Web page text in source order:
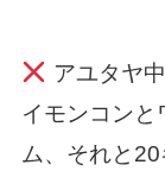
アユタヤ
イモンコン
ム、それと